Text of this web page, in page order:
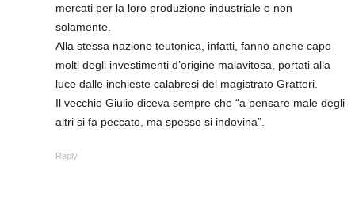
mercati per la loro produzione industriale e non
solamente.
Alla stessa nazione teutonica, infatti, fanno anche capo
molti degli investimenti d’origine malavitosa, portati alla
luce dalle inchieste calabresi del magistrato Gratteri.
Il vecchio Giulio diceva sempre che “a pensare male degli
altri si fa peccato, ma spesso si indovina”.
Reply